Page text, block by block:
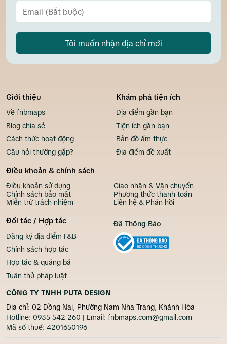
Tôi muốn nhận địa chỉ mới
Giới thiệu
Về fnbmaps
Blog chia sẻ
Cách thức hoạt động
Câu hỏi thường gặp?
Khám phá tiện ích
Địa điểm gần bạn
Tiện ích gần bạn
Bản đồ ẩm thực
Địa điểm đề xuất
Điều khoản & chính sách
Điều khoản sử dụng
Chính sách bảo mật
Miễn trừ trách nhiệm
Giao nhận & Vận chuyển
Phương thức thanh toán
Liên hệ & Phản hồi
Đối tác / Hợp tác
Đăng ký địa điểm F&B
Chính sách hợp tác
Hợp tác & quảng bá
Tuân thủ pháp luật
CÔNG TY TNHH PUTA DESIGN
Địa chỉ: 02 Đồng Nai, Phường Nam Nha Trang, Khánh Hòa
Hotline: 0935 542 260 | Email: fnbmaps.com@gmail.com
Mã số thuế: 4201650196
Đã Thông Báo